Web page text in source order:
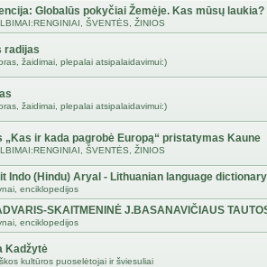
Globalūs pokyčiai Žemėje. Kas mūsų laukia?
ŠVENTĖS, ŽINIOS
radijas
žaidimai, plepalai atsipalaidavimui:)
žaidimai, plepalai atsipalaidavimui:)
„Kas ir kada pagrobė Europą“ pristatymas Kaune
ŠVENTĖS, ŽINIOS
Indo (Hindu) Aryal - Lithuanian language dictionary
enciklopedijos
SKAITMENINĖ J.BASANAVIČIAUS
enciklopedijos
Kadžytė
kultūros puoselėtojai ir šviesuliai